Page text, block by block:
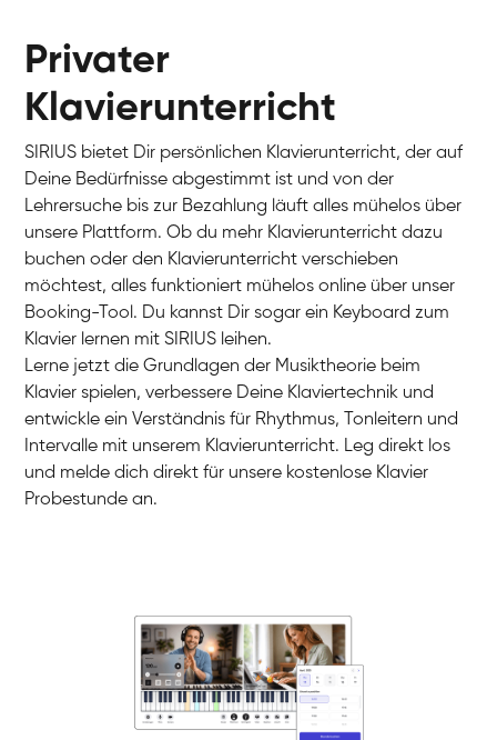
Charlotte
Klavier / Piano / Flügel
Klavier / Piano / Flügel
Klavier / Piano / Flügel
Privater
Klavierunterricht
SIRIUS bietet Dir persönlichen Klavierunterricht, der auf
Deine Bedürfnisse abgestimmt ist und von der
Lehrersuche bis zur Bezahlung läuft alles mühelos über
unsere Plattform. Ob du mehr Klavierunterricht dazu
buchen oder den Klavierunterricht verschieben
möchtest, alles funktioniert mühelos online über unser
Booking-Tool. Du kannst Dir sogar ein Keyboard zum
Klavier lernen mit SIRIUS leihen.
Lerne jetzt die Grundlagen der Musiktheorie beim
Klavier spielen, verbessere Deine Klaviertechnik und
entwickle ein Verständnis für Rhythmus, Tonleitern und
Intervalle mit unserem Klavierunterricht. Leg direkt los
und melde dich direkt für unsere kostenlose Klavier
Probestunde an.